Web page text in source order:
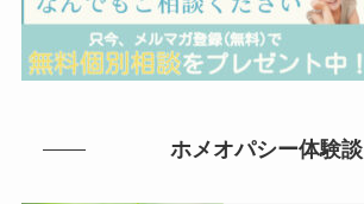
ホメオパシー体験談